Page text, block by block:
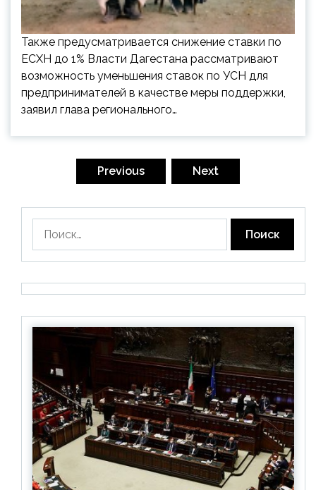
Также предусматривается снижение ставки по
ЕСХН до 1% Власти Дагестана рассматривают
возможность уменьшения ставок по УСН для
предпринимателей в качестве меры поддержки,
заявил глава регионального…
Previous Next